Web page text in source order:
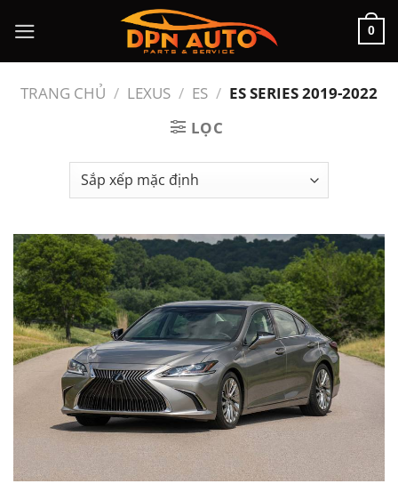
đến
nội
dung
0
TRANG CHỦ / LEXUS / ES / ES SERIES 2019-2022
LỌC